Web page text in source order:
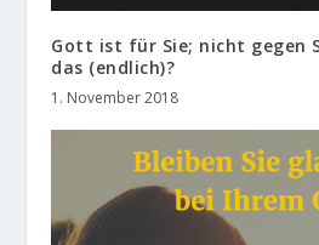
Gott ist für Sie; nicht gegen
das (endlich)?
1. November 2018